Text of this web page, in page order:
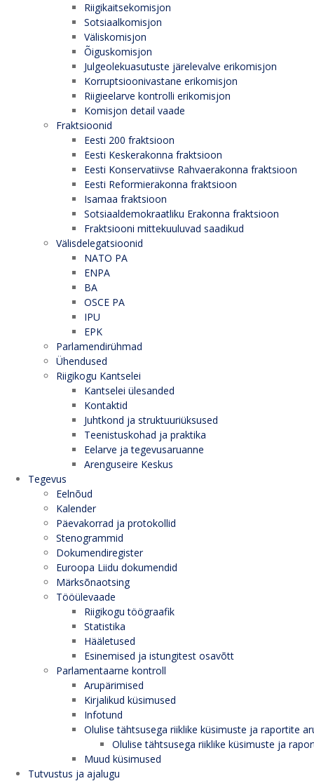
Riigikaitsekomisjon
Sotsiaalkomisjon
Väliskomisjon
Õiguskomisjon
Julgeolekuasutuste järelevalve erikomisjon
Korruptsioonivastane erikomisjon
Riigieelarve kontrolli erikomisjon
Komisjon detail vaade
Fraktsioonid
Eesti 200 fraktsioon
Eesti Keskerakonna fraktsioon
Eesti Konservatiivse Rahvaerakonna fraktsioon
Eesti Reformierakonna fraktsioon
Isamaa fraktsioon
Sotsiaaldemokraatliku Erakonna fraktsioon
Fraktsiooni mittekuuluvad saadikud
Välisdelegatsioonid
NATO PA
ENPA
BA
OSCE PA
IPU
EPK
Parlamendirühmad
Ühendused
Riigikogu Kantselei
Kantselei ülesanded
Kontaktid
Juhtkond ja struktuuriüksused
Teenistuskohad ja praktika
Eelarve ja tegevusaruanne
Arenguseire Keskus
Tegevus
Eelnõud
Kalender
Päevakorrad ja protokollid
Stenogrammid
Dokumendiregister
Euroopa Liidu dokumendid
Märksõnaotsing
Tööülevaade
Riigikogu töögraafik
Statistika
Hääletused
Esinemised ja istungitest osavõtt
Parlamentaarne kontroll
Arupärimised
Kirjalikud küsimused
Infotund
Olulise tähtsusega riiklike küsimuste ja raportite
Olulise tähtsusega riiklike küsimuste ja
Muud küsimused
Tutvustus ja ajalugu